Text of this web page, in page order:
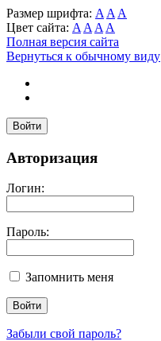
Размер шрифта: A A A
Цвет сайта: A A A A
Полная версия сайта
Вернуться к обычному виду
Войти
Авторизация
Логин:
Пароль:
Запомнить меня
Забыли свой пароль?